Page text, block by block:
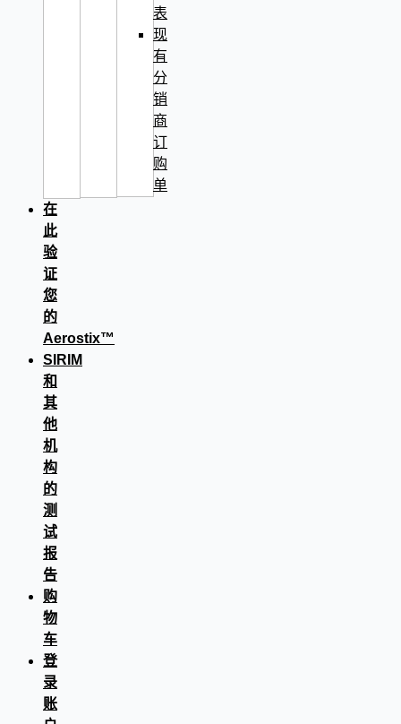
表
现
有
分
销
商
订
购
单
在
此
验
证
您
的
Aerostix™
SIRIM
和
其
他
机
构
的
测
试
报
告
购
物
车
登
录
账